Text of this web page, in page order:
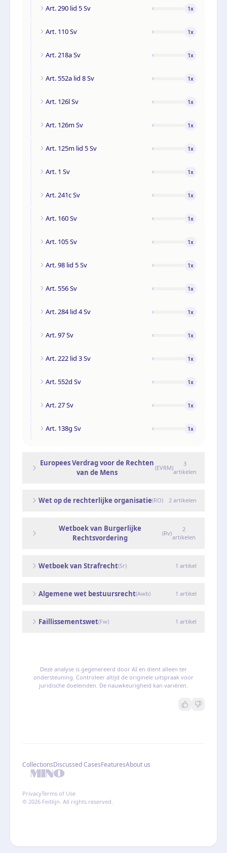
Art. 290 lid 5 Sv 1x
Art. 110 Sv 1x
Art. 218a Sv 1x
Art. 552a lid 8 Sv 1x
Art. 126l Sv 1x
Art. 126m Sv 1x
Art. 125m lid 5 Sv 1x
Art. 1 Sv 1x
Art. 241c Sv 1x
Art. 160 Sv 1x
Art. 105 Sv 1x
Art. 98 lid 5 Sv 1x
Art. 556 Sv 1x
Art. 284 lid 4 Sv 1x
Art. 97 Sv 1x
Art. 222 lid 3 Sv 1x
Art. 552d Sv 1x
Art. 27 Sv 1x
Art. 138g Sv 1x
Europees Verdrag voor de Rechten
van de Mens
(EVRM)
3
artikelen
Wet op de rechterlijke organisatie(RO) 2 artikelen
Wetboek van Burgerlijke
Rechtsvordering
(Rv)
2
artikelen
Wetboek van Strafrecht(Sr) 1 artikel
Algemene wet bestuursrecht(Awb) 1 artikel
Faillissementswet(Fw) 1 artikel
Deze analyse is gegenereerd door AI en dient alleen ter
ondersteuning. Controleer altijd de originele uitspraak voor
juridische doeleinden. De nauwkeurigheid kan variëren.
CollectionsDiscussed CasesFeaturesAbout us
PrivacyTerms of Use
© 2026 Feitlijn. All rights reserved.